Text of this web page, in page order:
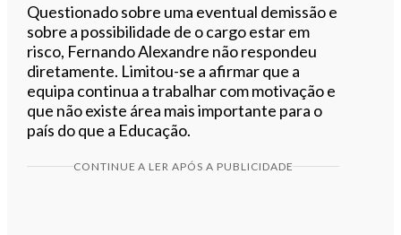
Questionado sobre uma eventual demissão e
sobre a possibilidade de o cargo estar em
risco, Fernando Alexandre não respondeu
diretamente. Limitou-se a afirmar que a
equipa continua a trabalhar com motivação e
que não existe área mais importante para o
país do que a Educação.
CONTINUE A LER APÓS A PUBLICIDADE